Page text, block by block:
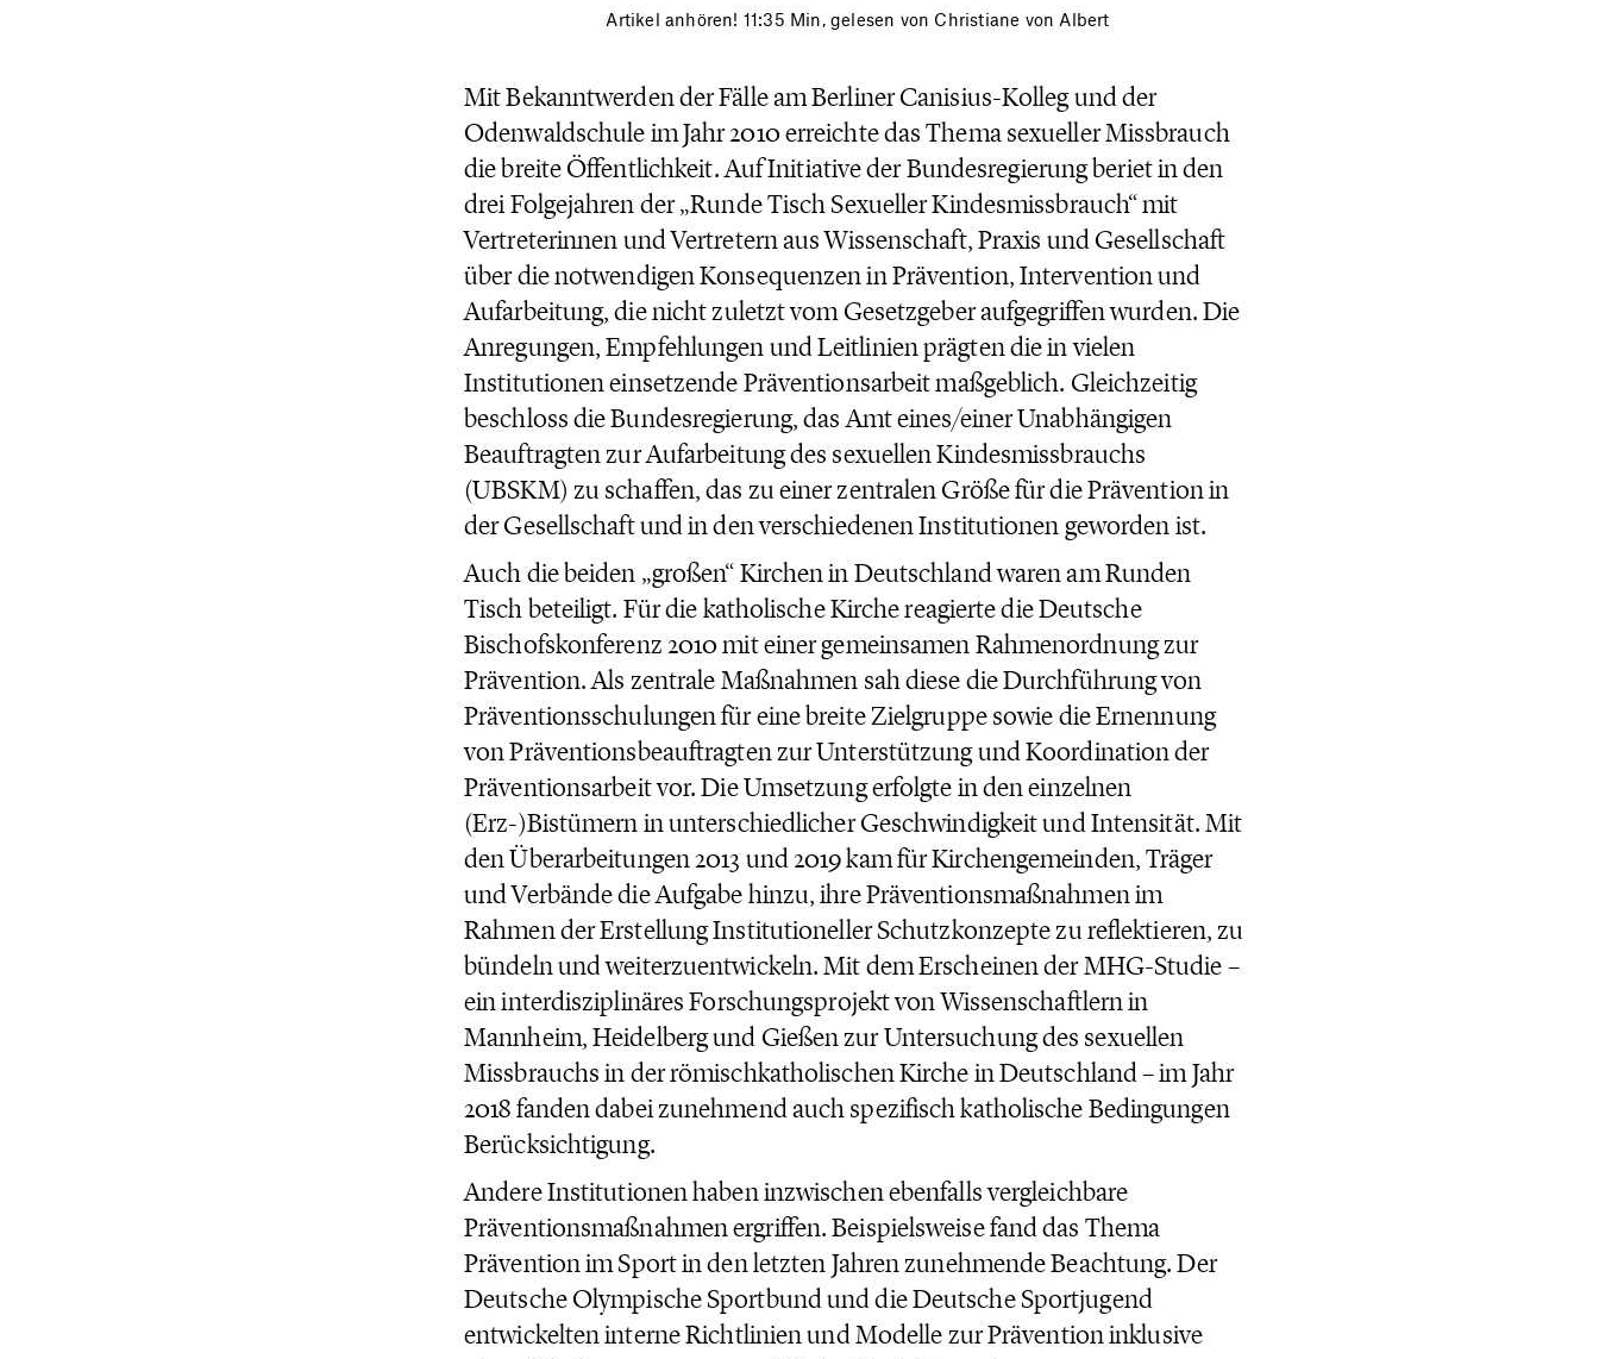
Artikel anhören! 11:35 Min, gelesen von Christiane von Albert
Mit Bekanntwerden der Fälle am Berliner Canisius-Kolleg und der
Odenwaldschule im Jahr 2010 erreichte das Thema sexueller Missbrauch
die breite Öffentlichkeit. Auf Initiative der Bundesregierung beriet in den
drei Folgejahren der „Runde Tisch Sexueller Kindesmissbrauch“ mit
Vertreterinnen und Vertretern aus Wissenschaft, Praxis und Gesellschaft
über die notwendigen Konsequenzen in Prävention, Intervention und
Aufarbeitung, die nicht zuletzt vom Gesetzgeber aufgegriffen wurden. Die
Anregungen, Empfehlungen und Leitlinien prägten die in vielen
Institutionen einsetzende Präventionsarbeit maßgeblich. Gleichzeitig
beschloss die Bundesregierung, das Amt eines/einer Unabhängigen
Beauftragten zur Aufarbeitung des sexuellen Kindesmissbrauchs
(UBSKM) zu schaffen, das zu einer zentralen Größe für die Prävention in
der Gesellschaft und in den verschiedenen Institutionen geworden ist.
Auch die beiden „großen“ Kirchen in Deutschland waren am Runden
Tisch beteiligt. Für die katholische Kirche reagierte die Deutsche
Bischofskonferenz 2010 mit einer gemeinsamen Rahmenordnung zur
Prävention. Als zentrale Maßnahmen sah diese die Durchführung von
Präventionsschulungen für eine breite Zielgruppe sowie die Ernennung
von Präventionsbeauftragten zur Unterstützung und Koordination der
Präventionsarbeit vor. Die Umsetzung erfolgte in den einzelnen
(Erz-)Bistümern in unterschiedlicher Geschwindigkeit und Intensität. Mit
den Überarbeitungen 2013 und 2019 kam für Kirchengemeinden, Träger
und Verbände die Aufgabe hinzu, ihre Präventionsmaßnahmen im
Rahmen der Erstellung Institutioneller Schutzkonzepte zu reflektieren, zu
bündeln und weiterzuentwickeln. Mit dem Erscheinen der MHG-Studie –
ein interdisziplinäres Forschungsprojekt von Wissenschaftlern in
Mannheim, Heidelberg und Gießen zur Untersuchung des sexuellen
Missbrauchs in der römischkatholischen Kirche in Deutschland – im Jahr
2018 fanden dabei zunehmend auch spezifisch katholische Bedingungen
Berücksichtigung.
Andere Institutionen haben inzwischen ebenfalls vergleichbare
Präventionsmaßnahmen ergriffen. Beispielsweise fand das Thema
Prävention im Sport in den letzten Jahren zunehmende Beachtung. Der
Deutsche Olympische Sportbund und die Deutsche Sportjugend
entwickelten interne Richtlinien und Modelle zur Prävention inklusive